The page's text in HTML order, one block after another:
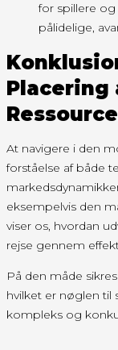
for spillere
pålidelige,
Placering
At navigere i den
forståelse af både
eksempelvis den
viser os, hvordan
rejse gennem
På den måde
hvilket er nøglen til
kompleks og